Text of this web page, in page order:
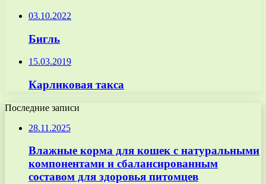
03.10.2022
Бигль
15.03.2019
Карликовая такса
Последние записи
28.11.2025
Влажные корма для кошек с натуральными
компонентами и сбалансированным
составом для здоровья питомцев